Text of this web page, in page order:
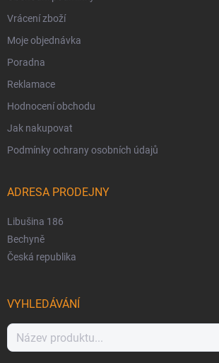
Vrácení zboží
Moje objednávka
Poradna
Reklamace
Hodnocení obchodu
Jak nakupovat
Podmínky ochrany osobních údajů
ADRESA PRODEJNY
Libušina 186
Bechyně
Česká republika
VYHLEDÁVÁNÍ